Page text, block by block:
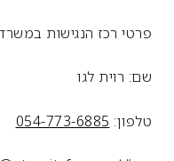
פרטי רכז הנגישות
שם: רוית לגו
טלפון: 054-773-6885